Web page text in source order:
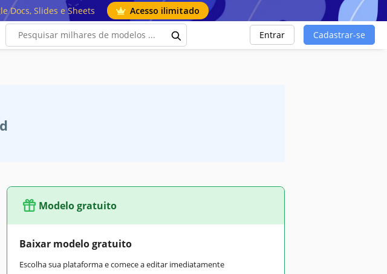
Docs, Slides e Sheets Acesso ilimitado
Entrar Cadastrar-se
Modelo gratuito
Baixar modelo gratuito
Escolha sua plataforma e comece a editar imediatamente